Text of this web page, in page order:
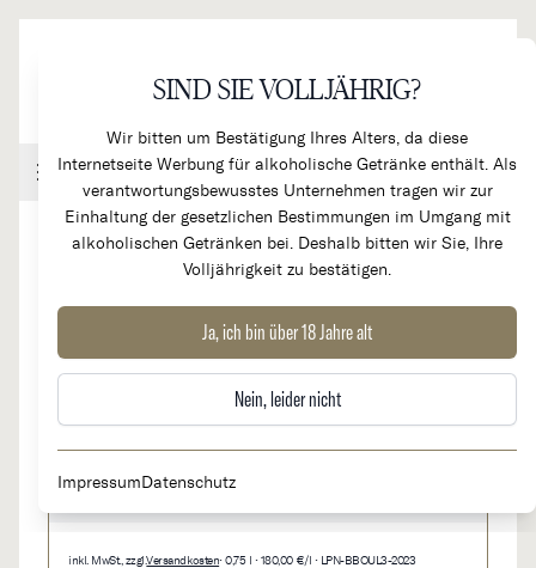
SIND SIE VOLLJÄHRIG?
Wir bitten um Bestätigung Ihres Alters, da diese
Internetseite Werbung für alkoholische Getränke enthält. Als
verantwortungsbewusstes Unternehmen tragen wir zur
Einhaltung der gesetzlichen Bestimmungen im Umgang mit
alkoholischen Getränken bei. Deshalb bitten wir Sie, Ihre
Volljährigkeit zu bestätigen.
Ja, ich bin über 18 Jahre alt
Nein, leider nicht
ImpressumDatenschutz
Handel & Gastronomie Kundenkonto Warenkorb
Volnay 1er Cru "Carelles sous la
Chapelle"
135,00 €
inkl. MwSt., zzgl.Versandkosten• 0,75 l • 180,00 €/l • LPN-BBOUL3-2023